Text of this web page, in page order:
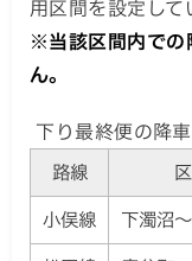
用区間を設定して
※当該区間内での
ん。
下り最終便の降
路線
小俣線 下濁沼